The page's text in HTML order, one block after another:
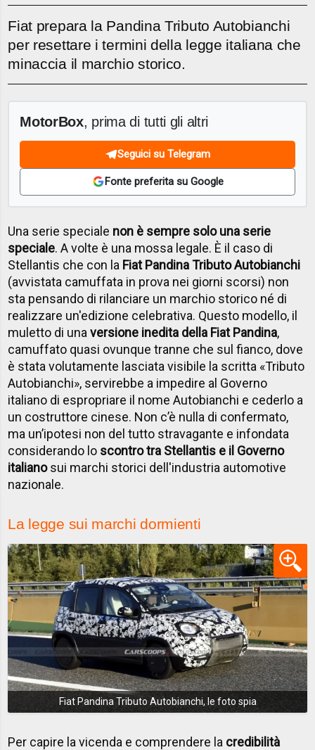
Fiat prepara la Pandina Tributo Autobianchi
per resettare i termini della legge italiana che
minaccia il marchio storico.
MotorBox, prima di tutti gli altri
Seguici su Telegram
Fonte preferita su Google
Una serie speciale non è sempre solo una serie
speciale. A volte è una mossa legale. È il caso di
Stellantis che con la Fiat Pandina Tributo Autobianchi
(avvistata camuffata in prova nei giorni scorsi) non
sta pensando di rilanciare un marchio storico né di
realizzare un'edizione celebrativa. Questo modello, il
muletto di unaversione inedita della Fiat Pandina,
camuffato quasi ovunque tranne che sul fianco, dove
è stata volutamente lasciata visibile la scritta «Tributo
Autobianchi», servirebbe a impedire al Governo
italiano di espropriare il nome Autobianchi e cederlo a
un costruttore cinese. Non c’è nulla di confermato,
ma un’ipotesi non del tutto stravagante e infondata
considerando lo scontro tra Stellantis e il Governo
italianosui marchi storici dell'industria automotive
nazionale.
La legge sui marchi dormienti
Fiat Pandina Tributo Autobianchi, le foto spia
Per capire la vicenda e comprendere la credibilità